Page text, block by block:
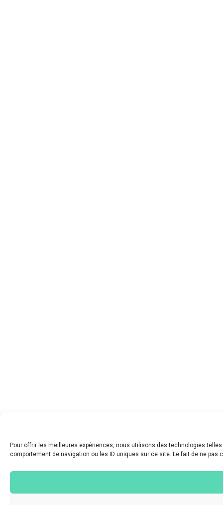
Pour offrir les meilleures expériences, nous utilisons des technologies
comportement de navigation ou les ID uniques sur ce site. Le fait de ne